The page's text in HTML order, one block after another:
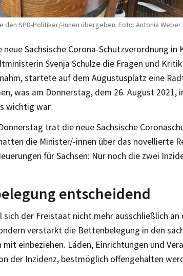
SPD-Politiker/-innen übergeben. Foto: Antonia Weber
Sächsische Corona-Schutzverordnung in
Svenja Schulze die Fragen und
startete auf dem Augustusplatz eine
was am Donnerstag, dem 26. August 2021,
wichtig war.
trat die neue Sächsische
die Minister/-innen über das novellierte
für Sachsen: Nur noch die zwei
entscheidend
sich der Freistaat nicht mehr ausschließlich
verstärkt die Bettenbelegung in den
mit einbeziehen. Läden, Einrichtungen und
der Inzidenz, bestmöglich offengehalten